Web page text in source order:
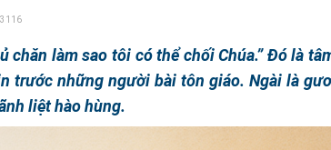
3116
chăn làm sao tôi có thể chối Chúa.” Đó là
trước những người bài tôn giáo. Ngài là
liệt hào hùng.